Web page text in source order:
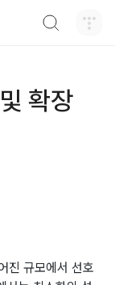
확장
진 규모에서 선호